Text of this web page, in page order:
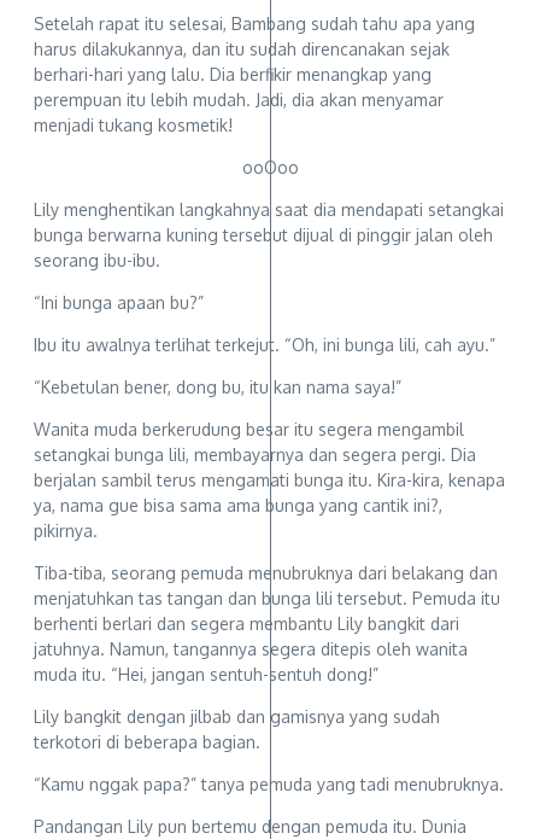
Setelah rapat itu selesai, Bambang sudah tahu apa yang
harus dilakukannya, dan itu sudah direncanakan sejak
berhari-hari yang lalu. Dia berfikir menangkap yang
perempuan itu lebih mudah. Jadi, dia akan menyamar
menjadi tukang kosmetik!
ooOoo
Lily menghentikan langkahnya saat dia mendapati setangkai
bunga berwarna kuning tersebut dijual di pinggir jalan oleh
seorang ibu-ibu.
“Ini bunga apaan bu?”
Ibu itu awalnya terlihat terkejut. “Oh, ini bunga lili, cah ayu.”
“Kebetulan bener, dong bu, itu kan nama saya!”
Wanita muda berkerudung besar itu segera mengambil
setangkai bunga lili, membayarnya dan segera pergi. Dia
berjalan sambil terus mengamati bunga itu. Kira-kira, kenapa
ya, nama gue bisa sama ama bunga yang cantik ini?,
pikirnya.
Tiba-tiba, seorang pemuda menubruknya dari belakang dan
menjatuhkan tas tangan dan bunga lili tersebut. Pemuda itu
berhenti berlari dan segera membantu Lily bangkit dari
jatuhnya. Namun, tangannya segera ditepis oleh wanita
muda itu. “Hei, jangan sentuh-sentuh dong!”
Lily bangkit dengan jilbab dan gamisnya yang sudah
terkotori di beberapa bagian.
“Kamu nggak papa?” tanya pemuda yang tadi menubruknya.
Pandangan Lily pun bertemu dengan pemuda itu. Dunia